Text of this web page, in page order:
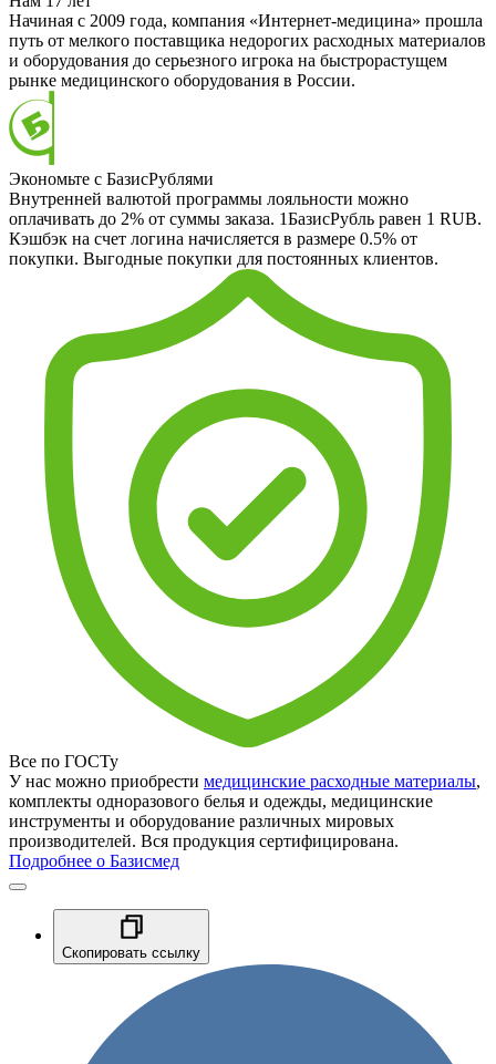
Начиная с 2009 года, компания «Интернет-медицина» прошла
путь от мелкого поставщика недорогих расходных материалов
и оборудования до серьезного игрока на быстрорастущем
рынке медицинского оборудования в России.
Экономьте с БазисРублями
Внутренней валютой программы лояльности можно
оплачивать до 2% от суммы заказа. 1БазисРубль равен 1 RUB.
Кэшбэк на счет логина начисляется в размере 0.5% от
покупки. Выгодные покупки для постоянных клиентов.
Все по ГОСТу
У нас можно приобрести медицинские расходные материалы,
комплекты одноразового белья и одежды, медицинские
инструменты и оборудование различных мировых
производителей. Вся продукция сертифицирована.
Подробнее о Базисмед
Скопировать ссылку